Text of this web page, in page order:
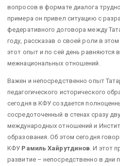
вопросов в формате диалога
примера он привел ситуацию с
федеративного договора между
году, рассказав о своей роли в
этот опыт и по сей день
межнациональных отношений.
Важен и непосредственно опыт
педагогического исторического
сегодня в КФУ создается
сосредоточенный в стенах сразу
международных отношений и
образования. Об этом сегодня
КФУ Рамиль Хайрутдинов . И этот
развитие – непосредственно в дни